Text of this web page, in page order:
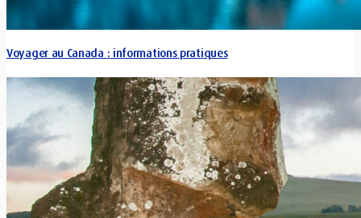
Voyager au Canada : informations pratiques